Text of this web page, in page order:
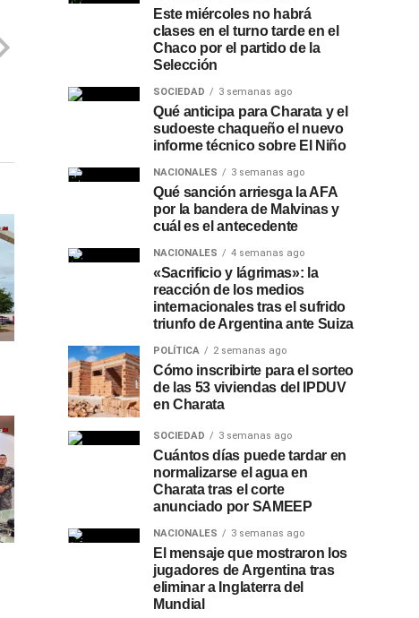
Este miércoles no habrá
clases en el turno tarde en el
Chaco por el partido de la
Selección
SOCIEDAD 3 semanas ago
Qué anticipa para Charata y el
sudoeste chaqueño el nuevo
informe técnico sobre El Niño
NACIONALES 3 semanas ago
Qué sanción arriesga la AFA
por la bandera de Malvinas y
cuál es el antecedente
NACIONALES 4 semanas ago
«Sacrificio y lágrimas»: la
reacción de los medios
internacionales tras el sufrido
triunfo de Argentina ante Suiza
POLÍTICA 2 semanas ago
Cómo inscribirte para el sorteo
de las 53 viviendas del IPDUV
en Charata
SOCIEDAD 3 semanas ago
Cuántos días puede tardar en
normalizarse el agua en
Charata tras el corte
anunciado por SAMEEP
NACIONALES 3 semanas ago
El mensaje que mostraron los
jugadores de Argentina tras
eliminar a Inglaterra del
Mundial